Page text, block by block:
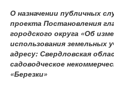
О назначении публичных
проекта Постановления
городского округа «Об
использования земельных
адресу: Свердловская
садоводческое
«Березки»